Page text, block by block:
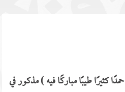
كثيرًا طيبًا مباركًا فيه ) مذكور في